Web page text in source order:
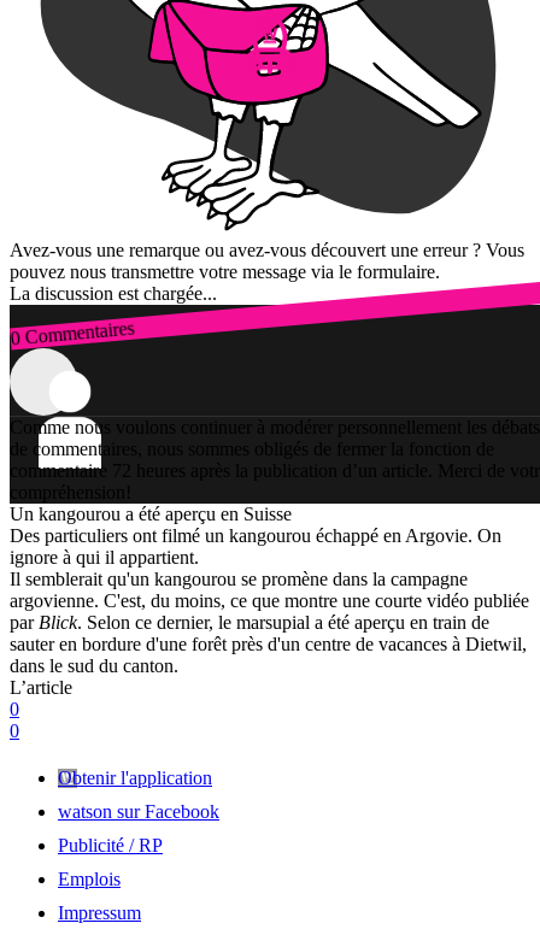
Avez-vous une remarque ou avez-vous découvert une erreur ? Vous
pouvez nous transmettre votre message via le formulaire.
La discussion est chargée...
0 Commentaires
Connexion
Comme nous voulons continuer à modérer personnellement les débats
de commentaires, nous sommes obligés de fermer la fonction de
commentaire 72 heures après la publication d’un article. Merci de
compréhension!
Un kangourou a été aperçu en Suisse
Des particuliers ont filmé un kangourou échappé en Argovie. On
ignore à qui il appartient.
Il semblerait qu'un kangourou se promène dans la campagne
argovienne. C'est, du moins, ce que montre une courte vidéo publiée
par Blick. Selon ce dernier, le marsupial a été aperçu en train de
sauter en bordure d'une forêt près d'un centre de vacances à Dietwil,
dans le sud du canton.
L’article
0
0
Obtenir l'application
watson sur Facebook
Publicité / RP
Emplois
Impressum